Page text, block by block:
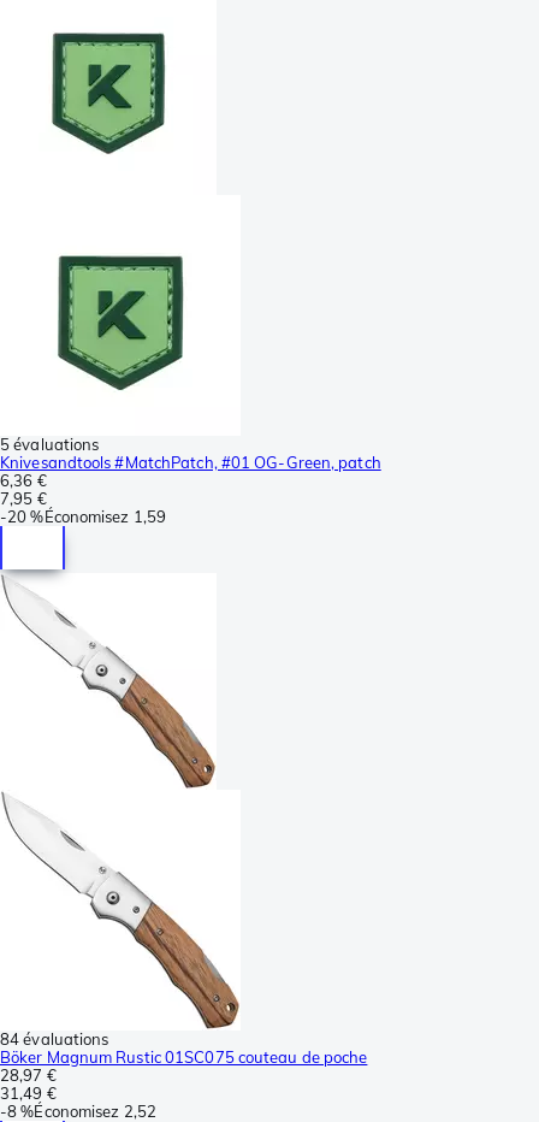
5 évaluations
Knivesandtools #MatchPatch, #01 OG-Green, patch
6,36 €
7,95 €
-20 %Économisez 1,59
84 évaluations
Böker Magnum Rustic 01SC075 couteau de poche
28,97 €
31,49 €
-8 %Économisez 2,52